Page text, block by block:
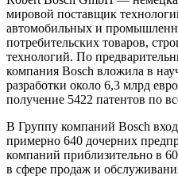
мировой поставщик
автомобильных и
потребительских товаров,
технологий. По
компания Bosch вложила в
разработки около 6,3 млрд
получение 5422 патентов по
В Группу компаний Bosch
примерно 640 дочерних
компаний приблизительно в
в сфере продаж и